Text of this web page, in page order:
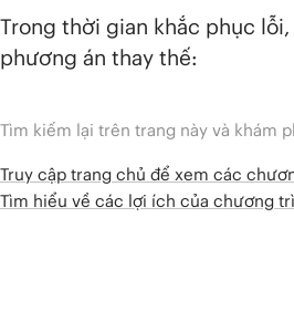
Trong thời gian khắc phục
phương án thay thế:
Tìm kiếm lại trên trang này và khám
Truy cập trang chủ để xem các
Tìm hiểu về các lợi ích của chương